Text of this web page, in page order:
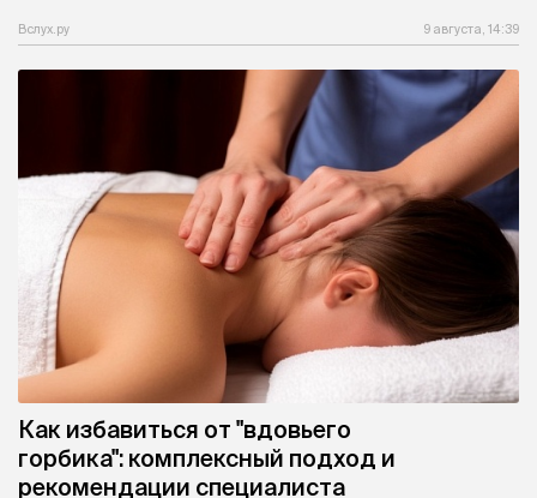
Вслух.ру 9 августа, 14:39
Как избавиться от "вдовьего
горбика": комплексный подход и
рекомендации специалиста